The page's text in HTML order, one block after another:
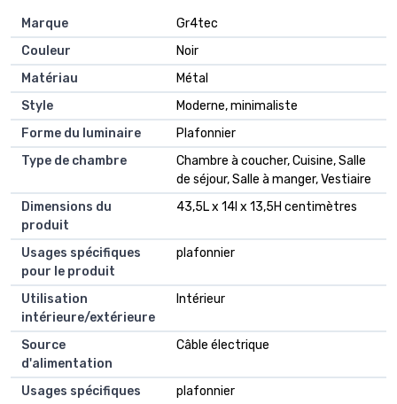
Marque
Gr4tec
Couleur
Noir
Matériau
Métal
Style
Moderne, minimaliste
Forme du luminaire
Plafonnier
Type de chambre
Chambre à coucher, Cuisine, Salle
de séjour, Salle à manger, Vestiaire
Dimensions du
produit
43,5L x 14l x 13,5H centimètres
Usages spécifiques
pour le produit
plafonnier
Utilisation
intérieure/extérieure
Intérieur
Source
d'alimentation
Câble électrique
Usages spécifiques plafonnier